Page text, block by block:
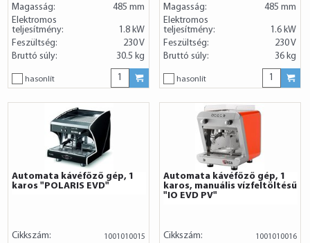
Magasság:
485 mm
Elektromos
teljesítmény:
1.8 kW
Feszültség:
230 V
Bruttó súly:
30.5 kg
hasonlít
Magasság:
485 mm
Elektromos
teljesítmény:
1.6 kW
Feszültség:
230 V
Bruttó súly:
36 kg
hasonlít
Automata kávéfőző gép, 1
karos "POLARIS EVD"
Cikkszám: 1001010015
Automata kávéfőző gép, 1
karos, manuális vízfeltöltésű
"IO EVD PV"
Cikkszám: 1001010016